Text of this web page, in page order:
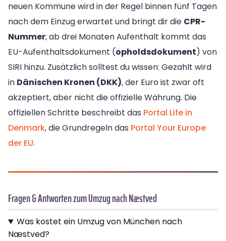
neuen Kommune wird in der Regel binnen fünf Tagen
nach dem Einzug erwartet und bringt dir die CPR-
Nummer; ab drei Monaten Aufenthalt kommt das
EU-Aufenthaltsdokument (opholdsdokument) von
SIRI hinzu. Zusätzlich solltest du wissen: Gezahlt wird
in Dänischen Kronen (DKK), der Euro ist zwar oft
akzeptiert, aber nicht die offizielle Währung. Die
offiziellen Schritte beschreibt das Portal Life in
Denmark, die Grundregeln das Portal Your Europe
der EU.
Fragen & Antworten zum Umzug nach Næstved
Was kostet ein Umzug von München nach
Næstved?